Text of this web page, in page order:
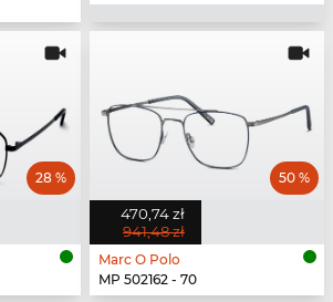
28 %
470,74 zł
941,48 zł
50 %
Marc O Polo
MP 502162 - 70